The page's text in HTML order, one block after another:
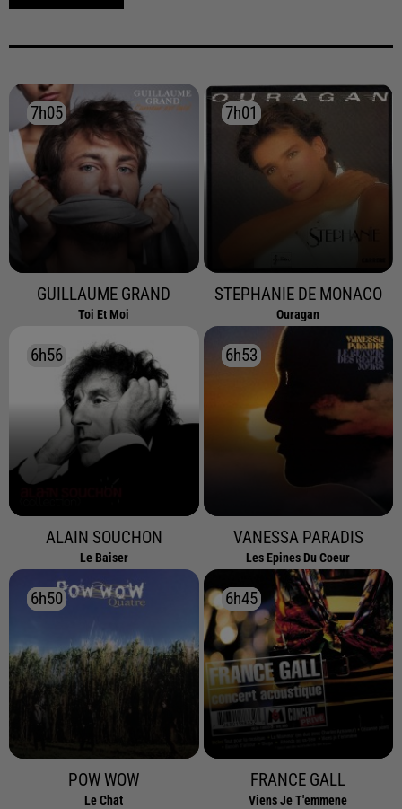
7h05
7h05
GUILLAUME GRAND
Toi Et Moi
7h01
7h01
STEPHANIE DE MONACO
Ouragan
6h56
6h56
ALAIN SOUCHON
Le Baiser
6h53
6h53
VANESSA PARADIS
Les Epines Du Coeur
6h50
6h50
POW WOW
Le Chat
6h45
6h45
FRANCE GALL
Viens Je T'emmene